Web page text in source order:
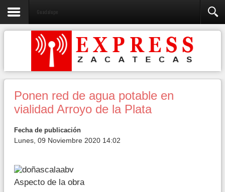
Guadalupe
Ponen red de agua potable en
vialidad Arroyo de la Plata
Fecha de publicación
Lunes, 09 Noviembre 2020 14:02
Aspecto de la obra